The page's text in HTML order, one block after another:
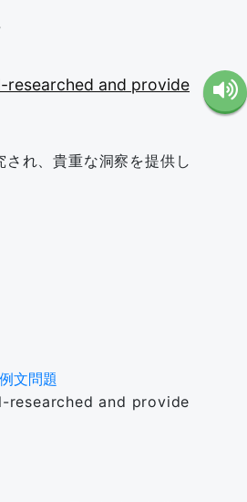
researched and provide
され、貴重な洞察を提供し
文問題
researched and provide